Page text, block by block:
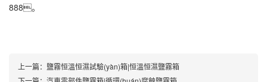
888。
上一篇： 鹽霧恒溫恒濕試驗(yàn)箱|恒溫恒濕鹽霧箱